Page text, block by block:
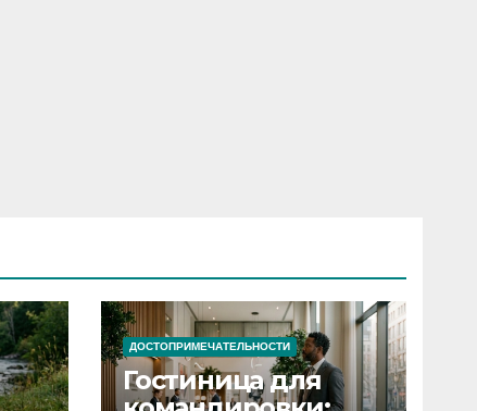
ДОСТОПРИМЕЧАТЕЛЬНОСТИ
Гостиница для